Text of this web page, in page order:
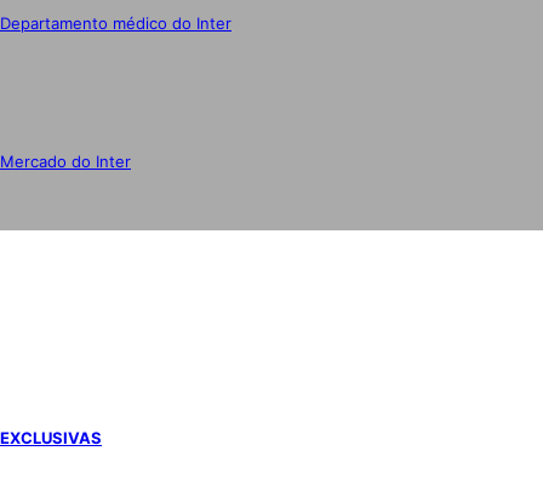
Departamento médico do Inter
Mercado do Inter
EXCLUSIVAS